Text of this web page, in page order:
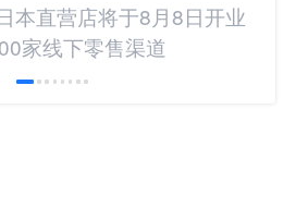
本直营店将于8月8日开业
家线下零售渠道